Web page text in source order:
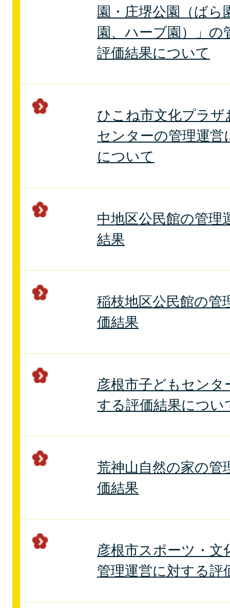
園・庄堺公園（ばら
園、ハーブ園）」の
評価結果について
ひこね市文化プラ
センターの管理運営
について
中地区公民館の管理
結果
稲枝地区公民館の管
価結果
彦根市子どもセンタ
する評価結果につい
荒神山自然の家の管
価結果
彦根市スポーツ・文
管理運営に対する評